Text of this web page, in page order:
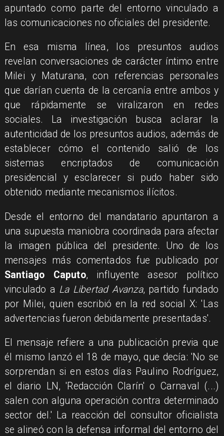
apuntado como parte del entorno vinculado a
las comunicaciones no oficiales del presidente.
En esa misma línea, los presuntos audios
revelan conversaciones de carácter íntimo entre
Milei y Maturana, con referencias personales
que darían cuenta de la cercanía entre ambos y
que rápidamente se viralizaron en redes
sociales. La investigación busca aclarar la
autenticidad de los presuntos audios, además de
establecer cómo el contenido salió de los
sistemas encriptados de comunicación
presidencial y esclarecer si pudo haber sido
obtenido mediante mecanismos ilícitos.
Desde el entorno del mandatario apuntaron a
una supuesta maniobra coordinada para afectar
la imagen pública del presidente. Uno de los
mensajes más comentados fue publicado por
Santiago Caputo, influyente asesor político
vinculado a La Libertad Avanza, partido fundado
por Milei, quien escribió en la red social X: 'Las
advertencias fueron debidamente presentadas'.
El mensaje refiere a una publicación previa que
él mismo lanzó el 18 de mayo, que decía: 'No se
sorprendan si en estos días Paulino Rodríguez,
el diario LN, 'Redacción Clarín' o Carnaval (...)
salen con alguna operación contra determinado
sector del.' La reacción del consultor oficialista
se alineó con la defensa informal del entorno del